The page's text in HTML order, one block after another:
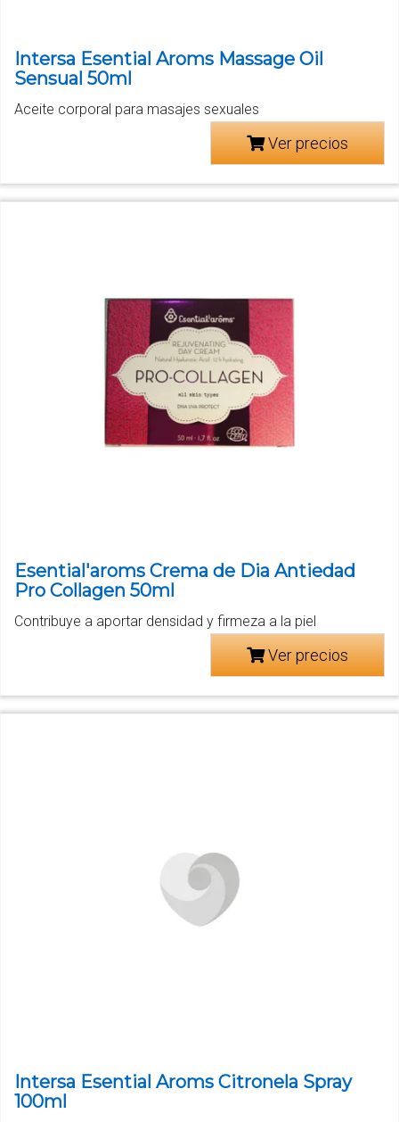
Intersa Esential Aroms Massage Oil
Sensual 50ml
Aceite corporal para masajes sexuales
Ver precios
Esential'aroms Crema de Dia Antiedad
Pro Collagen 50ml
Contribuye a aportar densidad y firmeza a la piel
Ver precios
Intersa Esential Aroms Citronela Spray
100ml